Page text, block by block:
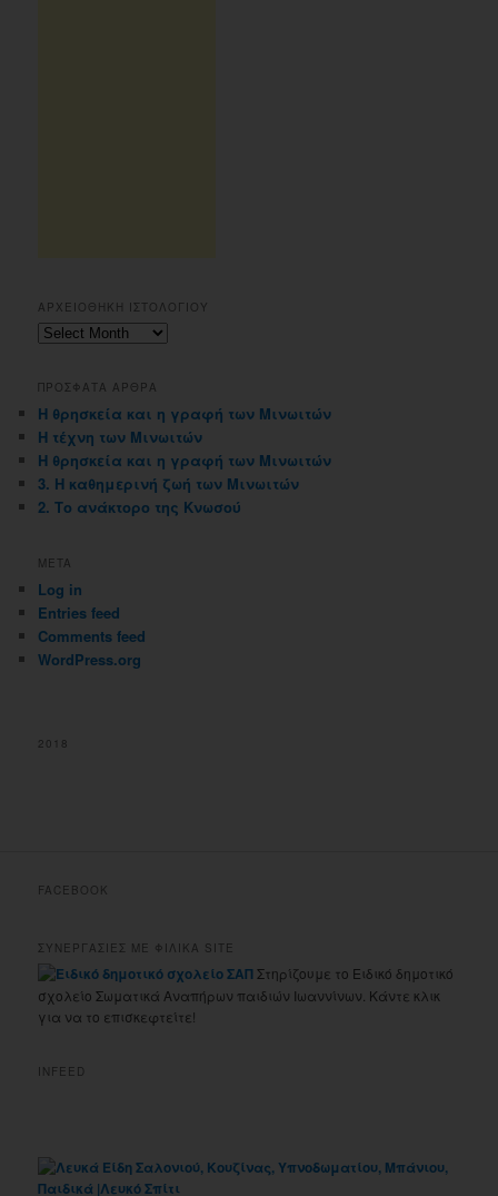
ΑΡΧΕΙΟΘΗΚΗ ΙΣΤΟΛΟΓΙΟΥ
Αρχειοθηκη
ΠΡΟΣΦΑΤΑ ΑΡΘΡΑ
Η θρησκεία και η γραφή των Μινωιτών
Η τέχνη των Μινωιτών
Η θρησκεία και η γραφή των Μινωιτών
3. Η καθημερινή ζωή των Μινωιτών
2. Το ανάκτορο της Κνωσού
META
Log in
Entries feed
Comments feed
WordPress.org
2018
FACEBOOK
ΣΥΝΕΡΓΑΣΙΕΣ ΜΕ ΦΙΛΙΚΑ SITE
Στηρίζουμε το Ειδικό δημοτικό
σχολείο Σωματικά Αναπήρων παιδιών Ιωαννίνων. Κάντε κλικ
για να το επισκεφτείτε!
INFEED